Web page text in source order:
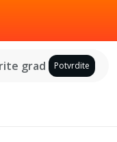
grad Potvrdite